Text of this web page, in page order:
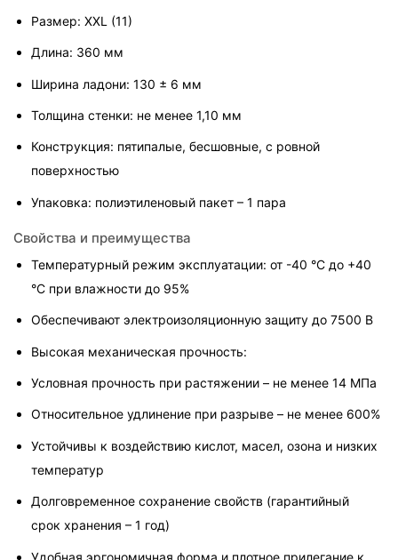
Размер: XXL (11)
Длина: 360 мм
Ширина ладони: 130 ± 6 мм
Толщина стенки: не менее 1,10 мм
Конструкция: пятипалые, бесшовные, с ровной
поверхностью
Упаковка: полиэтиленовый пакет – 1 пара
Свойства и преимущества
Температурный режим эксплуатации: от -40 °С до +40
°С при влажности до 95%
Обеспечивают электроизоляционную защиту до 7500 В
Высокая механическая прочность:
Условная прочность при растяжении – не менее 14 МПа
Относительное удлинение при разрыве – не менее 600%
Устойчивы к воздействию кислот, масел, озона и низких
температур
Долговременное сохранение свойств (гарантийный
срок хранения – 1 год)
Удобная эргономичная форма и плотное прилегание к